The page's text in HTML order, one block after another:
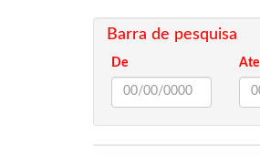
Barra de pesquisa
De
Ate